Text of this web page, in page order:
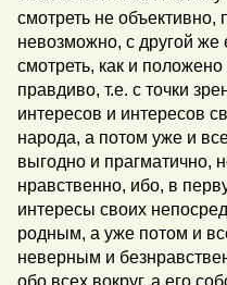
смотреть не объективно,
невозможно, с другой же
смотреть, как и
правдиво, т.е. с точки
интересов и интересов
народа, а потом уже и
выгодно и прагматично,
нравственно, ибо, в
интересы своих
родным, а уже потом и
неверным и
обо всех вокруг, а его